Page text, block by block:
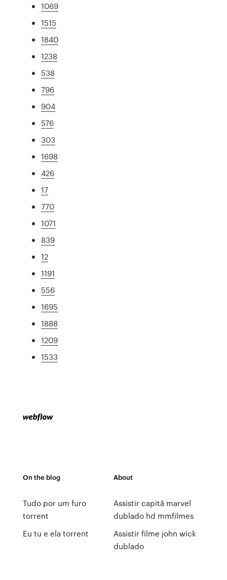
1069
1515
1840
1238
538
796
904
576
303
1698
426
17
770
1071
839
12
1191
556
1695
1888
1209
1533
On the blog
Tudo por um furo
torrent
Eu tu e ela torrent
About
Assistir capitã marvel
dublado hd mmfilmes
Assistir filme john wick
dublado